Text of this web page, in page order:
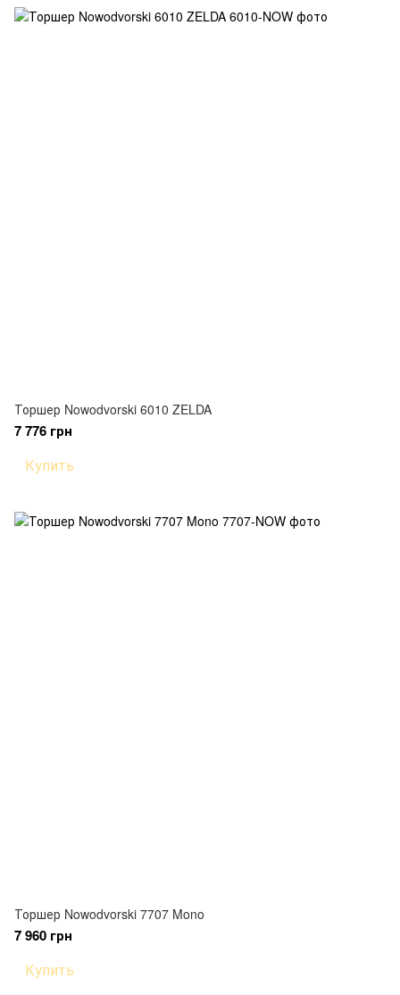
Торшер Nowodvorski 6010 ZELDA
7 776 грн
Купить
Торшер Nowodvorski 7707 Mono
7 960 грн
Купить